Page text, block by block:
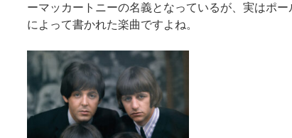
ーマッカートニーの名義となっているが、実はポ
によって書かれた楽曲ですよね。